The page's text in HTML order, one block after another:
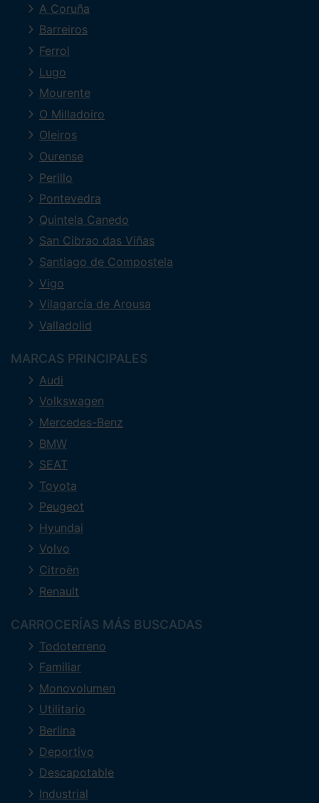
A Coruña
Barreiros
Ferrol
Lugo
Mourente
O Milladoiro
Oleiros
Ourense
Perillo
Pontevedra
Quintela Canedo
San Cibrao das Viñas
Santiago de Compostela
Vigo
Vilagarcía de Arousa
Valladolid
MARCAS PRINCIPALES
Audi
Volkswagen
Mercedes-Benz
BMW
SEAT
Toyota
Peugeot
Hyundai
Volvo
Citroën
Renault
CARROCERÍAS MÁS BUSCADAS
Todoterreno
Familiar
Monovolumen
Utilitario
Berlina
Deportivo
Descapotable
Industrial